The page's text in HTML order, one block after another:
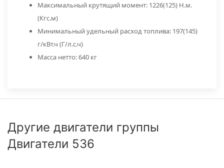
Максимальный крутящий момент: 1226(125) Н.м.
(Кгс.м)
Минимальный удельный расход топлива: 197(145)
г/кВт.ч (Г/л.с.ч)
Масса нетто: 640 кг
Другие двигатели группы
Двигатели 536